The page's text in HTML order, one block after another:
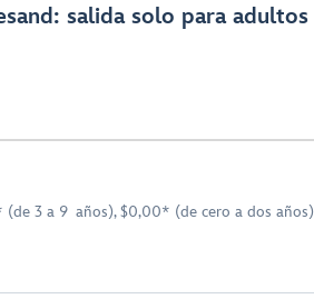
salida solo para adultos
3 a 9 años), $0,00* (de cero a dos años)